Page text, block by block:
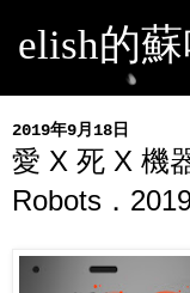
elish的
2019年9月18日
愛 X 死 X 機
Robots．2019